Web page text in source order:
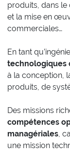
produits, dans le
et la mise en
commerciales…
En tant
technologiques
à la conception,
produits, de
Des missions
compétences
managériales,
une mission